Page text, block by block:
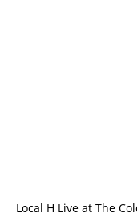
Local H Live at The